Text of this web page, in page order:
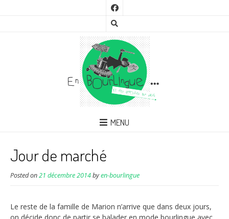
MENU
Jour de marché
Posted on21 décembre 2014byen-bourlingue
Le reste de la famille de Marion n’arrive que dans deux jours,